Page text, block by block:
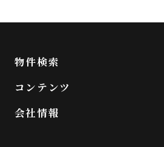
物件検索
コンテンツ
会社情報